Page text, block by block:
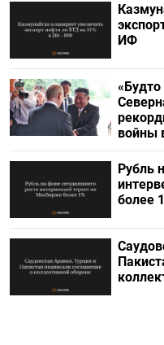
ИФ
войны
Рубль
более